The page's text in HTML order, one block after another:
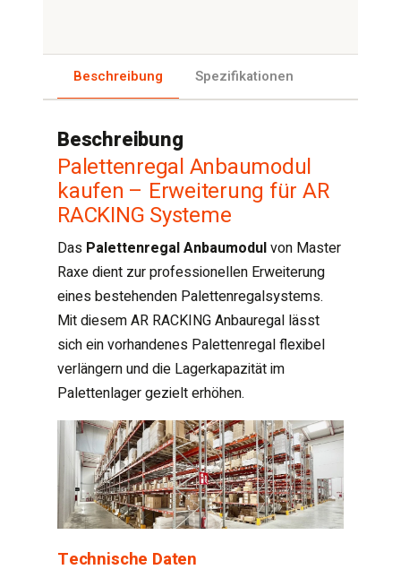
Beschreibung Spezifikationen
Beschreibung
Palettenregal Anbaumodul
kaufen – Erweiterung für AR
RACKING Systeme
Das Palettenregal Anbaumodulvon Master
Raxe dient zur professionellen Erweiterung
eines bestehenden Palettenregalsystems.
Mit diesem AR RACKING Anbauregal lässt
sich ein vorhandenes Palettenregal flexibel
verlängern und die Lagerkapazität im
Palettenlager gezielt erhöhen.
Technische Daten